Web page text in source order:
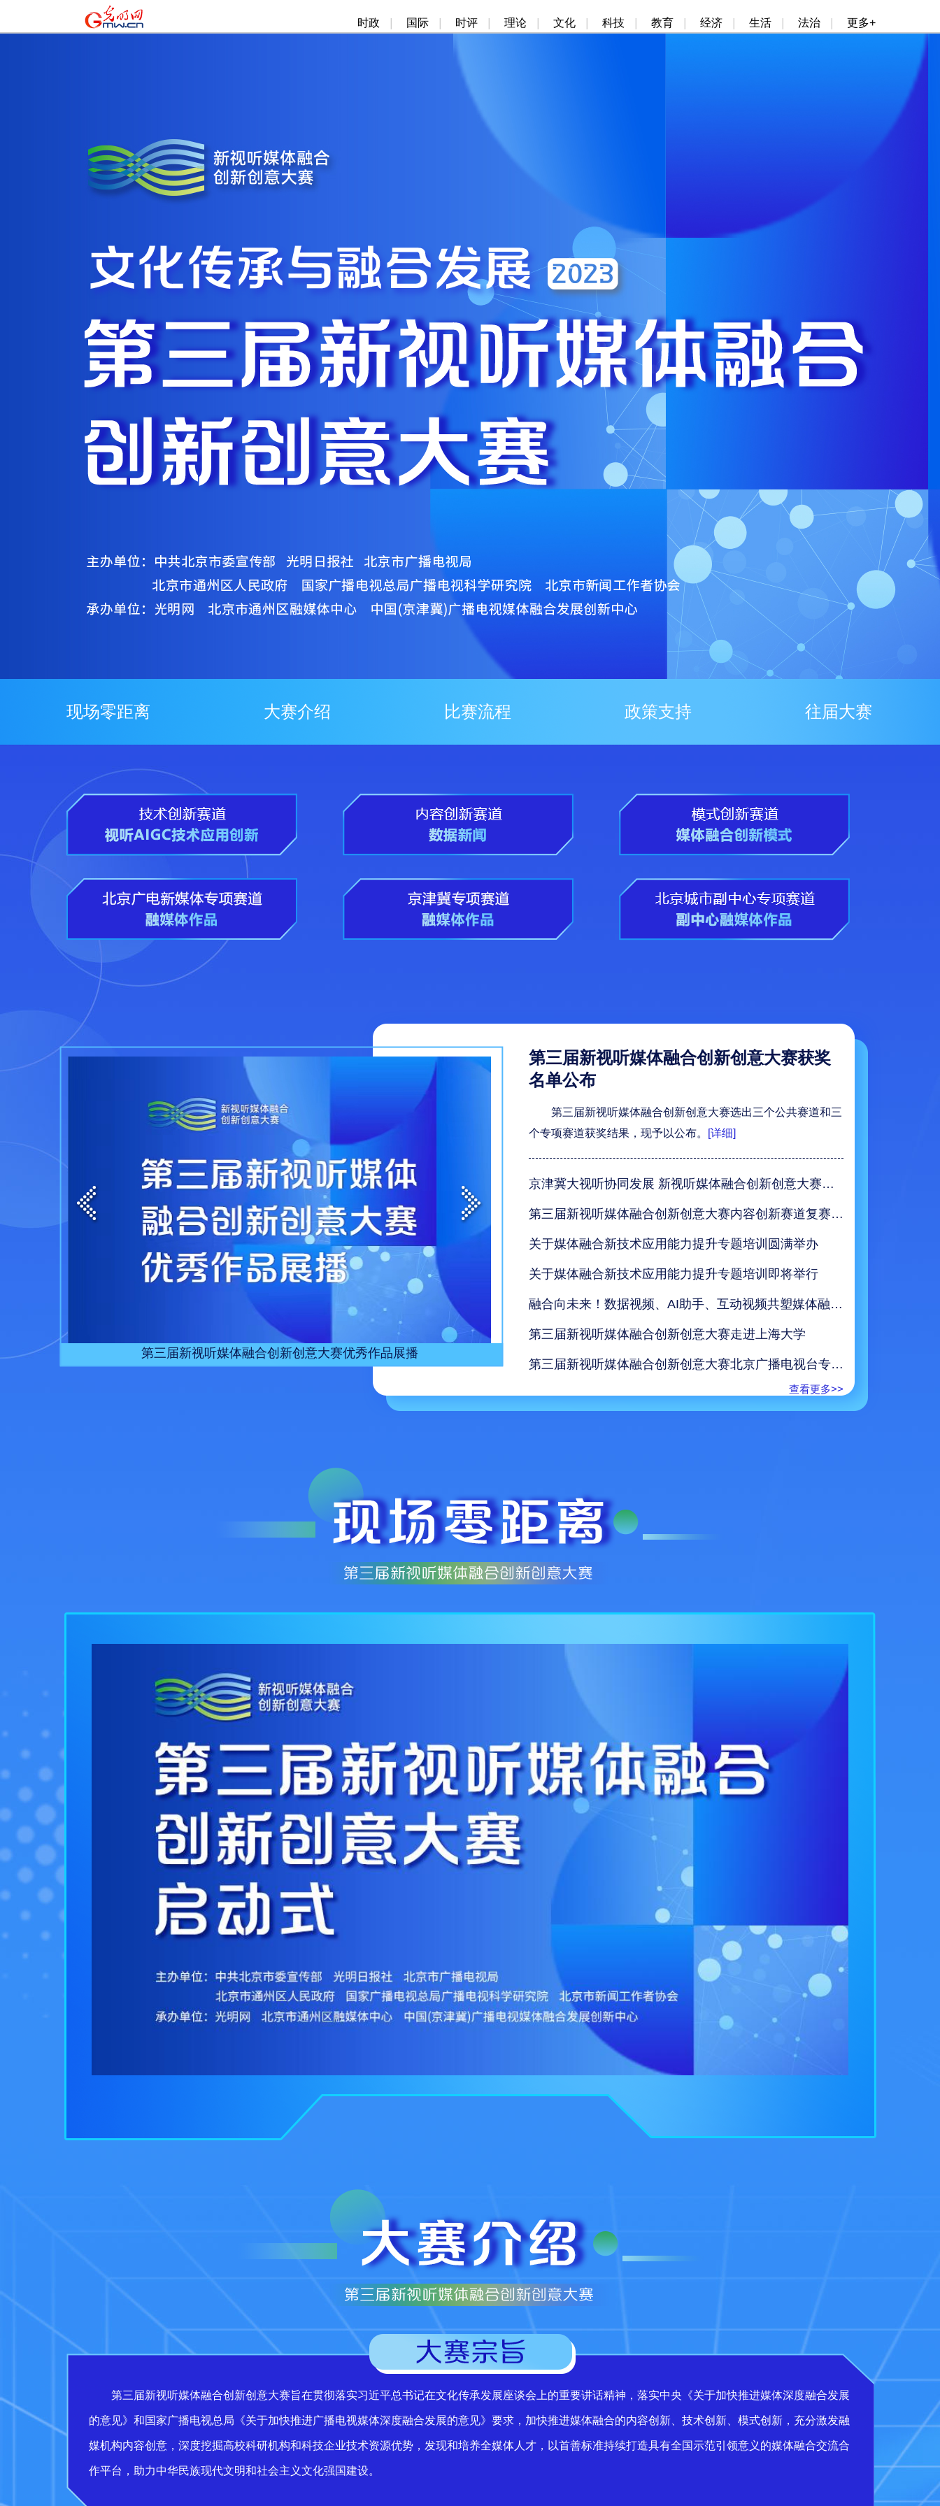
时政 国际 时评 理论 文化 科技 教育 经济 生活 法治 更多+
现场零距离 大赛介绍 比赛流程 政策支持 往届大赛
第三届新视听媒体融合创新创意大赛优秀作品展播
第三届新视听媒体融合创新创意大赛获奖
名单公布
第三届新视听媒体融合创新创意大赛选出三个公共赛道和三
个专项赛道获奖结果，现予以公布。
[详细]
京津冀大视听协同发展 新视听媒体融合创新创意大赛展成效
第三届新视听媒体融合创新创意大赛内容创新赛道复赛作品线上投票通道即将开启
关于媒体融合新技术应用能力提升专题培训圆满举办
关于媒体融合新技术应用能力提升专题培训即将举行
融合向未来！数据视频、AI助手、互动视频共塑媒体融合新场景
第三届新视听媒体融合创新创意大赛走进上海大学
第三届新视听媒体融合创新创意大赛北京广播电视台专场培训来了
查看更多>>
第三届新视听媒体融合创新创意大赛旨在贯彻落实习近平总书记在文化传承发展座谈会上的重要讲话精神，落实中央《关于加快推进媒体深度融合发展
的意见》和国家广播电视总局《关于加快推进广播电视媒体深度融合发展的意见》要求，加快推进媒体融合的内容创新、技术创新、模式创新，充分激发融
媒机构内容创意，深度挖掘高校科研机构和科技企业技术资源优势，发现和培养全媒体人才，以首善标准持续打造具有全国示范引领意义的媒体融合交流合
作平台，助力中华民族现代文明和社会主义文化强国建设。